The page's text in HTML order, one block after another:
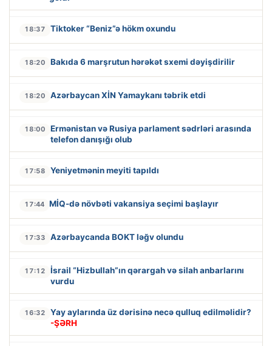
18:37 Tiktoker “Beniz”ə hökm oxundu
18:20 Bakıda 6 marşrutun hərəkət sxemi dəyişdirilir
18:20 Azərbaycan XİN Yamaykanı təbrik etdi
18:00
Ermənistan və Rusiya parlament sədrləri arasında
telefon danışığı olub
17:58 Yeniyetmənin meyiti tapıldı
17:44 MİQ-də növbəti vakansiya seçimi başlayır
17:33 Azərbaycanda BOKT ləğv olundu
17:12
İsrail “Hizbullah”ın qərargah və silah anbarlarını
vurdu
16:32
Yay aylarında üz dərisinə necə qulluq edilməlidir?
-ŞƏRH